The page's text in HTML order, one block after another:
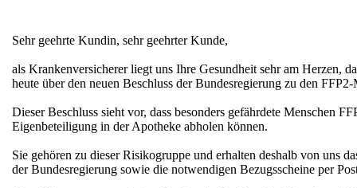
Sehr geehrte Kundin, sehr geehrter Kunde,
als Krankenversicherer liegt uns Ihre Gesundheit sehr am Herzen,
heute über den neuen Beschluss der Bundesregierung zu den FFP2-
Dieser Beschluss sieht vor, dass besonders gefährdete Menschen
Eigenbeteiligung in der Apotheke abholen können.
Sie gehören zu dieser Risikogruppe und erhalten deshalb von uns
der Bundesregierung sowie die notwendigen Bezugsscheine per